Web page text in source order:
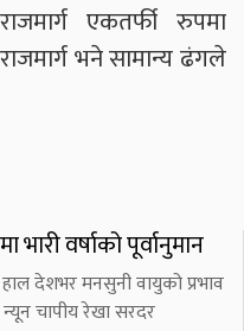
एकतर्फी रुपमा
भने सामान्य ढंगले
वर्षाको पूर्वानुमान
देशभर मनसुनी वायुको प्रभाव
चापीय रेखा सरदर